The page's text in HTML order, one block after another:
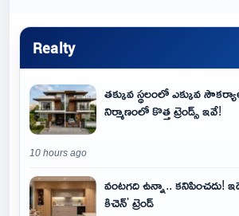
Realty
తక్కువ స్థలంలో ఎక్కువ
నిర్మాణంలో కొత్త ట్రెండ్స్ ఇవే!
10 hours ago
వంటగది ఉన్నా.. కనిపించదు!
కిచెన్' ట్రెండ్